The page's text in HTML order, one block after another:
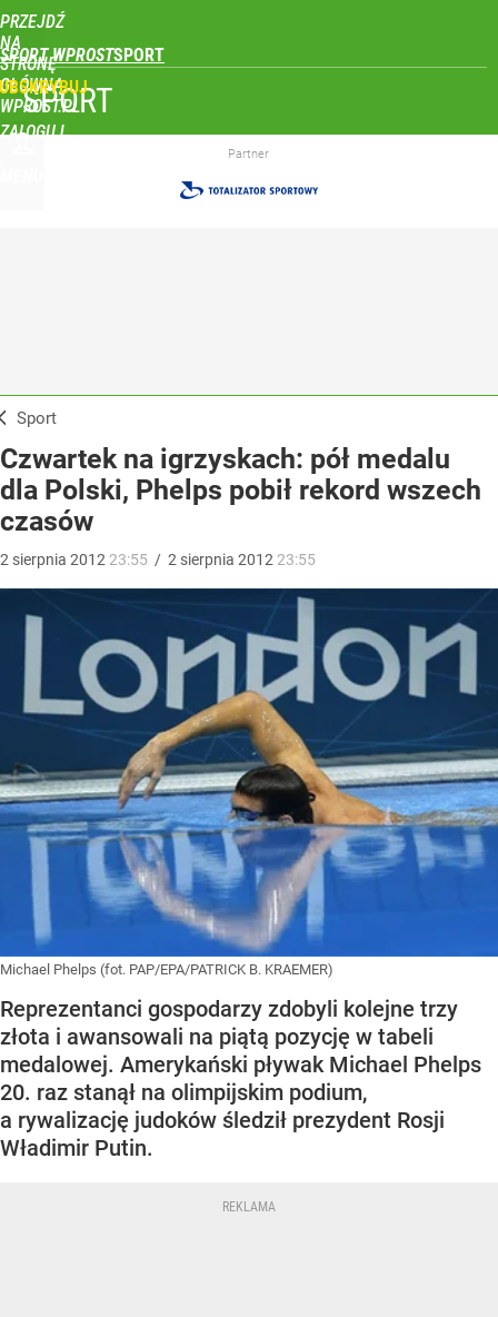
PRZEJDŹ
NA
STRONĘ
GŁÓWNĄ
WPROST.PL
SPORT WPROST
ZALOGUJ
SPORT
Partner
Sport
Czwartek na igrzyskach: pół medalu
dla Polski, Phelps pobił rekord wszech
czasów
2 sierpnia 2012 23:55 / 2 sierpnia 2012 23:55
Michael Phelps (fot. PAP/EPA/PATRICK B. KRAEMER)
Reprezentanci gospodarzy zdobyli kolejne trzy
złota i awansowali na piątą pozycję w tabeli
medalowej. Amerykański pływak Michael Phelps
20. raz stanął na olimpijskim podium,
a rywalizację judoków śledził prezydent Rosji
Władimir Putin.